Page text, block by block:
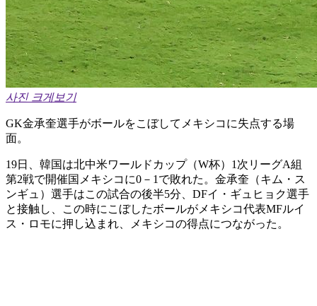
사진 크게보기
GK金承奎選手がボールをこぼしてメキシコに失点する場
面。
19日、韓国は北中米ワールドカップ（W杯）1次リーグA組
第2戦で開催国メキシコに0－1で敗れた。金承奎（キム・ス
ンギュ）選手はこの試合の後半5分、DFイ・ギュヒョク選手
と接触し、この時にこぼしたボールがメキシコ代表MFルイ
ス・ロモに押し込まれ、メキシコの得点につながった。